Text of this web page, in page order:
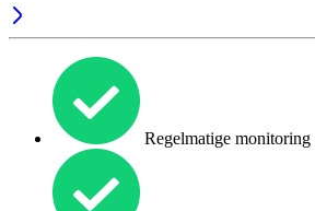
Regelmatige monitoring